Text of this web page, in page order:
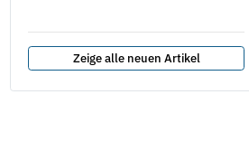
Zeige alle neuen Artikel